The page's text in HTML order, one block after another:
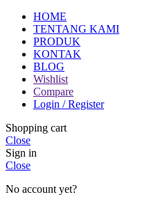
HOME
TENTANG KAMI
PRODUK
KONTAK
BLOG
Wishlist
Compare
Login / Register
Shopping cart
Close
Sign in
Close
No account yet?